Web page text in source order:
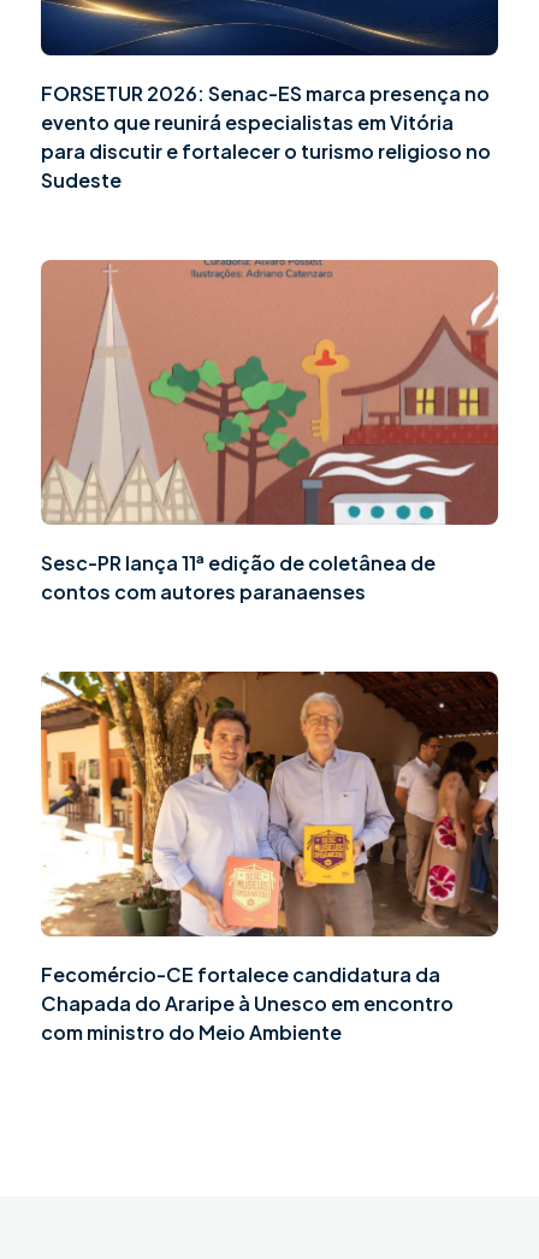
FORSETUR 2026: Senac-ES marca presença no
evento que reunirá especialistas em Vitória
para discutir e fortalecer o turismo religioso no
Sudeste
Sesc-PR lança 11ª edição de coletânea de
contos com autores paranaenses
Fecomércio-CE fortalece candidatura da
Chapada do Araripe à Unesco em encontro
com ministro do Meio Ambiente